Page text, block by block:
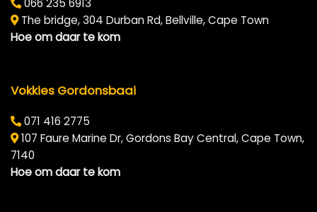
066 235 6913
The bridge, 304 Durban Rd, Bellville, Cape Town
Hoe om daar te kom
Vokkies Gordonsbaai
071 416 2775
107 Faure Marine Dr, Gordons Bay Central, Cape Town,
7140
Hoe om daar te kom